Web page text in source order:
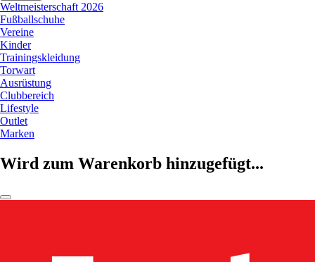
Weltmeisterschaft 2026
Fußballschuhe
Vereine
Kinder
Trainingskleidung
Torwart
Ausrüstung
Clubbereich
Lifestyle
Outlet
Marken
Wird zum Warenkorb hinzugefügt...